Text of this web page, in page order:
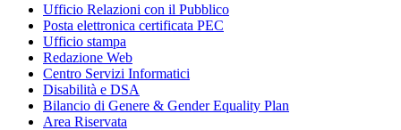
Ufficio Relazioni con il Pubblico
Posta elettronica certificata PEC
Ufficio stampa
Redazione Web
Centro Servizi Informatici
Disabilità e DSA
Bilancio di Genere & Gender Equality Plan
Area Riservata